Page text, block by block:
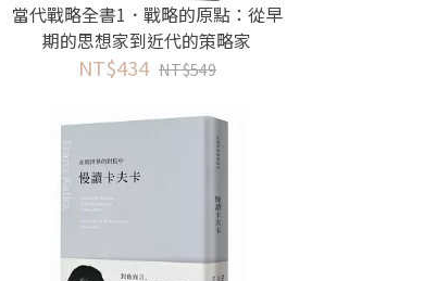
當代戰略全書1．戰略的原點：從早
期的思想家到近代的策略家
NT$434 NT$549